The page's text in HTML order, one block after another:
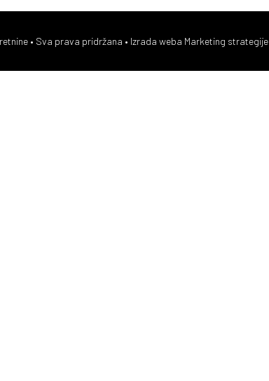
• Sva prava pridržana • Izrada weba Marketing strategije